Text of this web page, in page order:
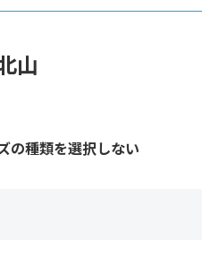
山
の種類を選択しない